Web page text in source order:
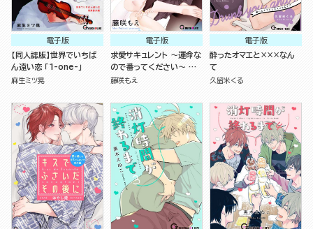
電子版
【同人誌版】世界でいちば
ん遠い恋 「1-one-」
麻生ミツ晃
電子版
求愛サキュレント ～運命な
ので番ってください～ 番
外編
藤咲もえ
電子版
酔ったオマエと×××なん
て
久留米くる